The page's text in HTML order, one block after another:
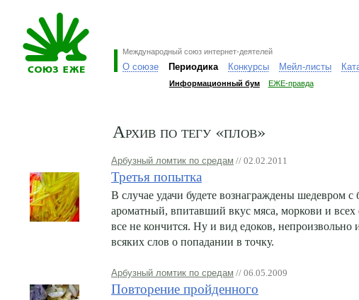
Международный союз интернет-деятелей
О союзе Периодика Конкурсы Мейл-листы
Информационный бум ЕЖЕ-правда
Архив по тегу «плов»
Арбузный ломтик по средам // 02.02.2011
Третья попытка
В случае удачи будете вознаграждены шедевром
ароматный, впитавший вкус мяса, моркови и всех
все не кончится. Ну и вид едоков,
всяких слов о попадании в точку.
Арбузный ломтик по средам // 06.05.2009
Повторение пройденного